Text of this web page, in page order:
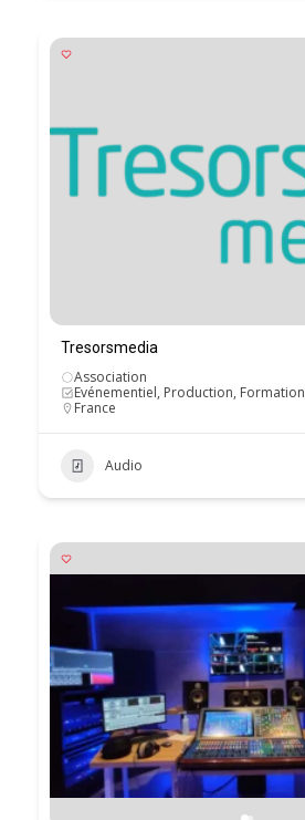
Tresorsmedia
Association
Evénementiel, Production, Formation
France
Audio